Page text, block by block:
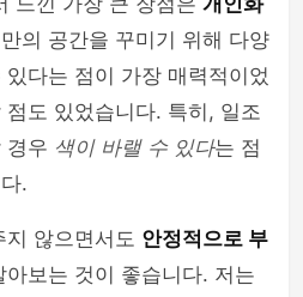
의 공간을 꾸미기 위해 다양
다는 점이 가장 매력적이었
도 있었습니다. 특히, 일조
경우 색이 바랠 수 있다는 점
.
않으면서도 안정적으로 부
보는 것이 좋습니다. 저는